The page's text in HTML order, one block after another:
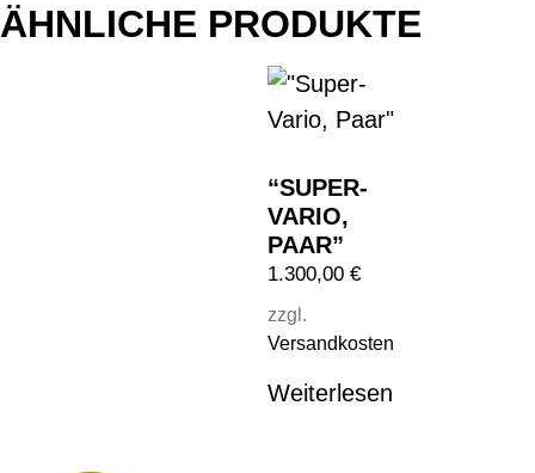
ÄHNLICHE PRODUKTE
“SUPER-
VARIO,
PAAR”
1.300,00 €
zzgl.
Versandkosten
Weiterlesen